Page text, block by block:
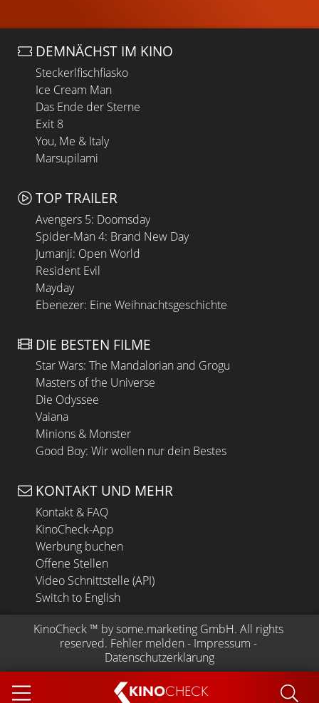
KINOCHECK
DEMNÄCHST IM KINO
Steckerlfischfiasko
Ice Cream Man
Das Ende der Sterne
Exit 8
You, Me & Italy
Marsupilami
TOP TRAILER
Avengers 5: Doomsday
Spider-Man 4: Brand New Day
Jumanji: Open World
Resident Evil
Mayday
Ebenezer: Eine Weihnachtsgeschichte
DIE BESTEN FILME
Star Wars: The Mandalorian and Grogu
Masters of the Universe
Die Odyssee
Vaiana
Minions & Monster
Good Boy: Wir wollen nur dein Bestes
KONTAKT UND MEHR
Kontakt & FAQ
KinoCheck-App
Werbung buchen
Offene Stellen
Video Schnittstelle (API)
Switch to English
KinoCheck ™ by some.marketing GmbH. All rights
reserved. Fehler melden - Impressum -
Datenschutzerklärung